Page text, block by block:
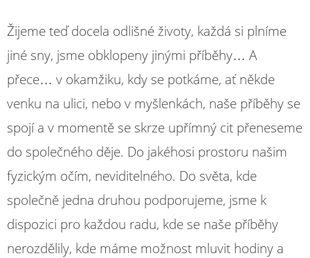
Žijeme teď docela odlišné životy, každá si plníme
jiné sny, jsme obklopeny jinými příběhy… A
přece… v okamžiku, kdy se potkáme, ať někde
venku na ulici, nebo v myšlenkách, naše příběhy se
spojí a v momentě se skrze upřímný cit přeneseme
do společného děje. Do jakéhosi prostoru našim
fyzickým očím, neviditelného. Do světa, kde
společně jedna druhou podporujeme, jsme k
dispozici pro každou radu, kde se naše příběhy
nerozdělily, kde máme možnost mluvit hodiny a